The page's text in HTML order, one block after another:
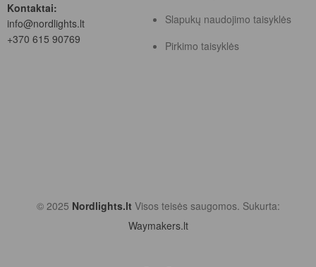
Kontaktai:
info@nordlights.lt
+370 615 90769
Slapukų naudojimo taisyklės
Pirkimo taisyklės
© 2025 Nordlights.lt Visos teisės saugomos. Sukurta:
Waymakers.lt